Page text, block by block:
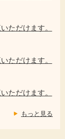
ただけます。
ただけます。
ただけます。
もっと見る